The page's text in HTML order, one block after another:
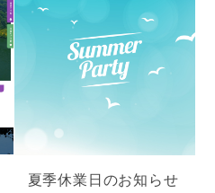
夏季休業日のお知らせ